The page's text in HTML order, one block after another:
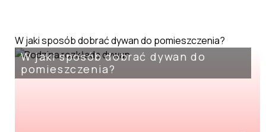
W jaki sposób dobrać dywan do pomieszczenia?
W jaki sposób dobrać dywan do
pomieszczenia?